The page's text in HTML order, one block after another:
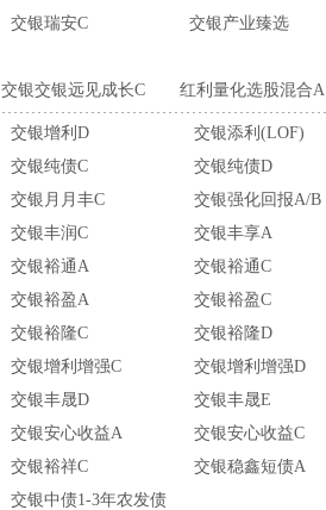
交银瑞安C 交银产业臻选
交银交银远见成长C 红利量化选股混合A
交银增利D 交银添利(LOF)
交银纯债C 交银纯债D
交银月月丰C 交银强化回报A/B
交银丰润C 交银丰享A
交银裕通A 交银裕通C
交银裕盈A 交银裕盈C
交银裕隆C 交银裕隆D
交银增利增强C 交银增利增强D
交银丰晟D 交银丰晟E
交银安心收益A 交银安心收益C
交银裕祥C 交银稳鑫短债A
交银中债1-3年农发债